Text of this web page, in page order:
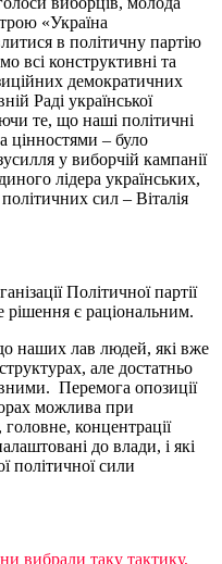
«Україна
в політичну партію
всі конструктивні та
демократичних
Раді української
те, що наші політичні
цінностями – було
у виборчій кампанії
лідера українських,
сил – Віталія
Політичної партії
є раціональним.
лав людей, які вже
але достатньо
Перемога опозиції
можлива при
головне, концентрації
до влади, і які
політичної сили
вибрали таку тактику,